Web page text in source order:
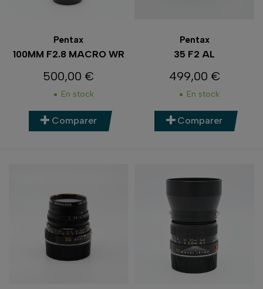
Pentax
100MM F2.8 MACRO WR
Prix
500,00 €
En stock
Comparer
Pentax
35 F2 AL
Prix
499,00 €
En stock
Comparer